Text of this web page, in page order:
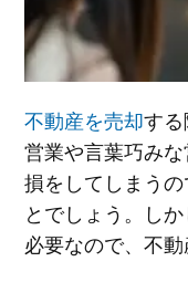
不動産を売却す
営業や言葉巧み
損をしてしまう
とでしょう。し
必要なので、不動